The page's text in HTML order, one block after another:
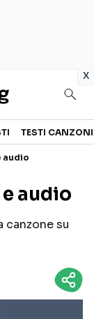
x
TESTI CANZONI
audio
audio
su